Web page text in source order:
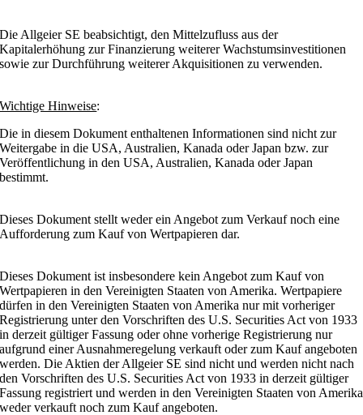
Die Allgeier SE beabsichtigt, den Mittelzufluss aus der
Kapitalerhöhung zur Finanzierung weiterer Wachstumsinvestitionen
sowie zur Durchführung weiterer Akquisitionen zu verwenden.
Wichtige Hinweise:
Die in diesem Dokument enthaltenen Informationen sind nicht zur
Weitergabe in die USA, Australien, Kanada oder Japan bzw. zur
Veröffentlichung in den USA, Australien, Kanada oder Japan
bestimmt.
Dieses Dokument stellt weder ein Angebot zum Verkauf noch eine
Aufforderung zum Kauf von Wertpapieren dar.
Dieses Dokument ist insbesondere kein Angebot zum Kauf von
Wertpapieren in den Vereinigten Staaten von Amerika. Wertpapiere
dürfen in den Vereinigten Staaten von Amerika nur mit vorheriger
Registrierung unter den Vorschriften des U.S. Securities Act von 1933
in derzeit gültiger Fassung oder ohne vorherige Registrierung nur
aufgrund einer Ausnahmeregelung verkauft oder zum Kauf angeboten
werden. Die Aktien der Allgeier SE sind nicht und werden nicht nach
den Vorschriften des U.S. Securities Act von 1933 in derzeit gültiger
Fassung registriert und werden in den Vereinigten Staaten von Amerika
weder verkauft noch zum Kauf angeboten.